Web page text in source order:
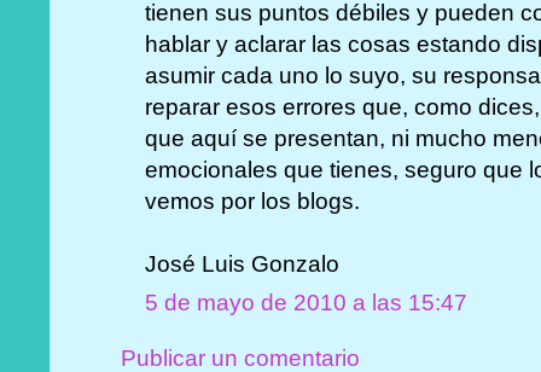
tienen sus puntos débiles y pueden
hablar y aclarar las cosas estando
asumir cada uno lo suyo, su
reparar esos errores que, como
que aquí se presentan, ni mucho
emocionales que tienes, seguro que
vemos por los blogs.
José Luis Gonzalo
5 de mayo de 2010 a las 15:47
Publicar un comentario